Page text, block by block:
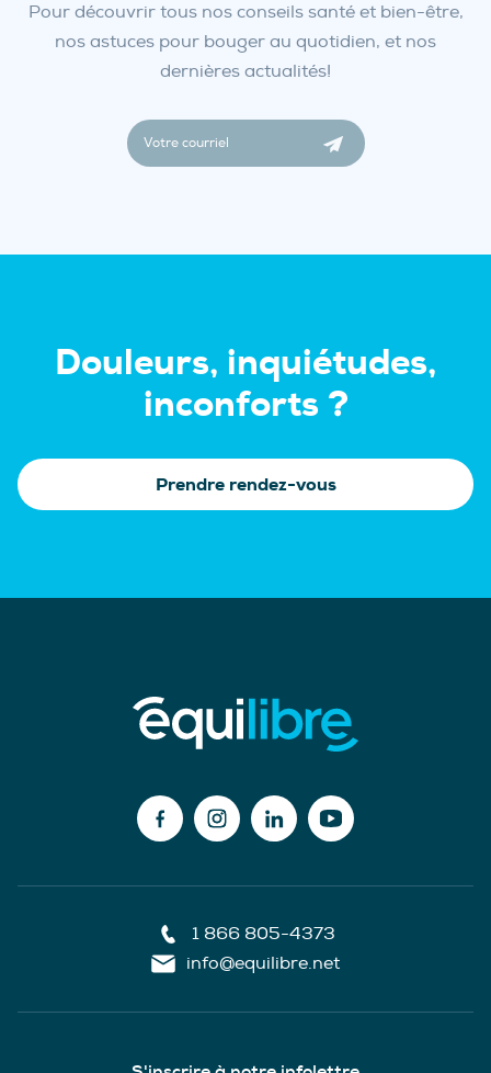
Pour découvrir tous nos conseils santé et bien-être,
nos astuces pour bouger au quotidien, et nos
dernières actualités!
Douleurs, inquiétudes,
inconforts ?
Prendre rendez-vous
1 866 805-4373
info@equilibre.net